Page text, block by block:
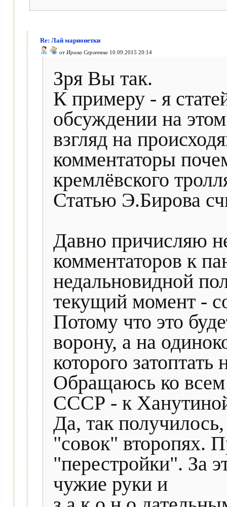
Re: Лай марионетки
от Ирина Сергеевна 10.09.2015 20:14
Зря Вы так.
К примеру - я
обсуждении на
взгляд на
комментаторы
кремлёвского
Статью Э.Бирова
Давно причисляю
комментаторов к
недальновидной
текущий момент -
Потому что это
ворону, а на
которого
Обращаюсь ко
СССР - к
Да, так
"совок" второпях.
"перестройки". За
чужие руки и